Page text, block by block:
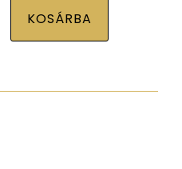
KOSÁRBA